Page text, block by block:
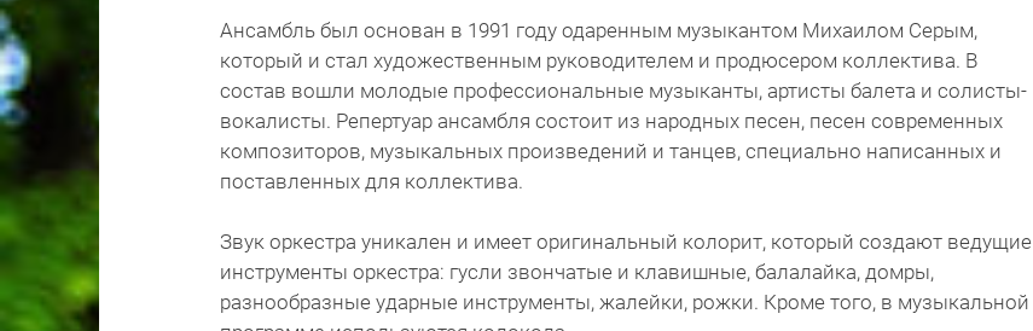
Ансамбль был основан в 1991 году одаренным музыкантом Михаилом Серым,
который и стал художественным руководителем и продюсером коллектива. В
состав вошли молодые профессиональные музыканты, артисты балета и солисты-
вокалисты. Репертуар ансамбля состоит из народных песен, песен современных
композиторов, музыкальных произведений и танцев, специально написанных и
поставленных для коллектива.
Звук оркестра уникален и имеет оригинальный колорит, который создают ведущие
инструменты оркестра: гусли звончатые и клавишные, балалайка, домры,
разнообразные ударные инструменты, жалейки, рожки. Кроме того, в музыкальной